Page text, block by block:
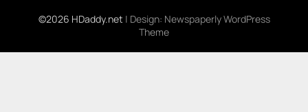
©2026 HDaddy.net | Design: Newspaperly WordPress
Theme